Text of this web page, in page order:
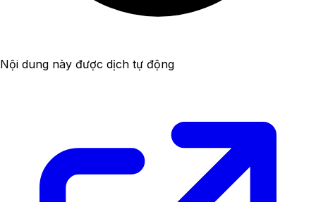
Nội dung này được dịch tự động